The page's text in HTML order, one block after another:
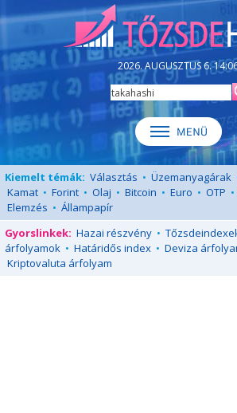
2026. AUGUSZTUS 6.
Kiemelt témák: Választás • Üzemanyagárak
Kamat • Forint • Olaj • Bitcoin • Euro • OTP •
Elemzés • Állampapír
Gyorslinkek: Hazai részvény •
árfolyamok • Határidős index • Deviza
Kriptovaluta árfolyam